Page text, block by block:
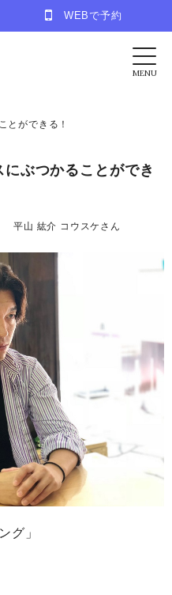
WEBで予約
・江戸川区の美容室 アンク
MENU
とができる！
ぶつかることができ
平山 紘介 コウスケさん
グ」